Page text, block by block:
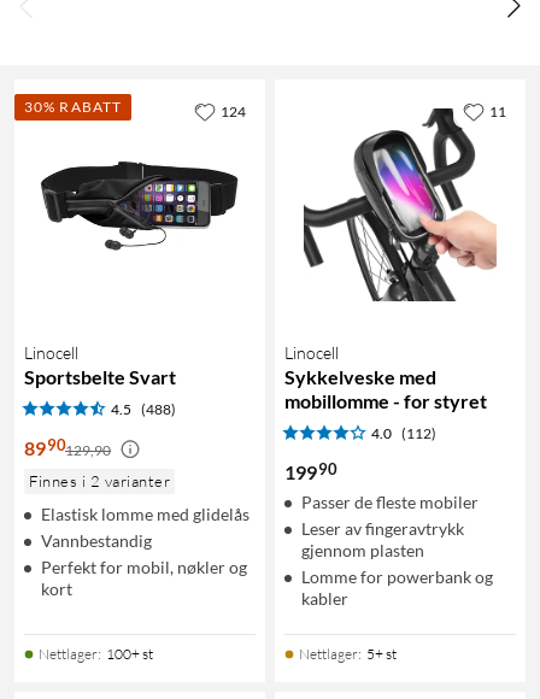
30% RABATT
Linocell
Sportsbelte Svart
4.5 (488)
8990129,90
Finnes i 2 varianter
Elastisk lomme med glidelås
Vannbestandig
Perfekt for mobil, nøkler og
kort
Nettlager: 100+ st
124
Linocell
Sykkelveske med
mobillomme - for styret
4.0 (112)
19990
Passer de fleste mobiler
Leser av fingeravtrykk
gjennom plasten
Lomme for powerbank og
kabler
Nettlager: 5+ st
11